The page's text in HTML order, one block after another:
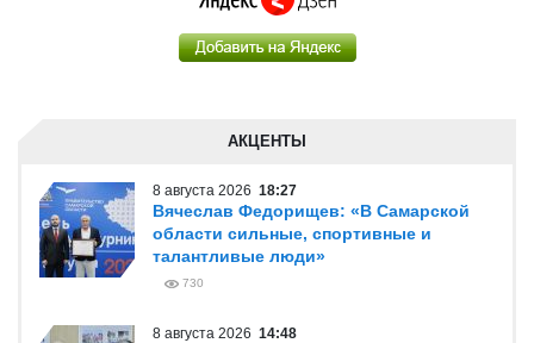
АКЦЕНТЫ
8 августа 2026 18:27
Вячеслав Федорищев: «В Самарской
области сильные, спортивные и
талантливые люди»
730
8 августа 2026 14:48